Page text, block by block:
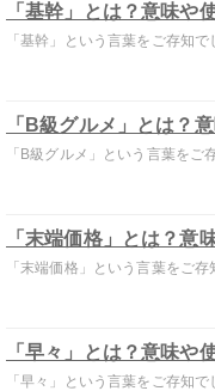
「基幹」とは？意味や
「基幹」という言葉をご存知
「B級グルメ」とは？
「B級グルメ」という言葉を
「末端価格」とは？意
「末端価格」という言葉をご
「早々」とは？意味や
「早々」という言葉をご存知